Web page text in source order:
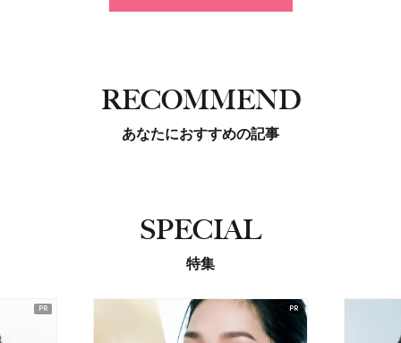
RECOMMEND
あなたにおすすめの記事
SPECIAL
特集